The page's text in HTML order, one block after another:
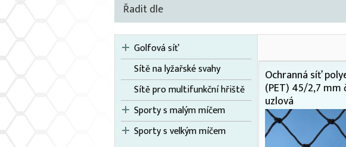
Řadit dle
Golfová síť
Sítě na lyžařské svahy
Sítě pro multifunkční hřiště
Sporty s malým míčem
Sporty s velkým míčem
Ochranná síť
(PET) 45/2,7 mm
uzlová